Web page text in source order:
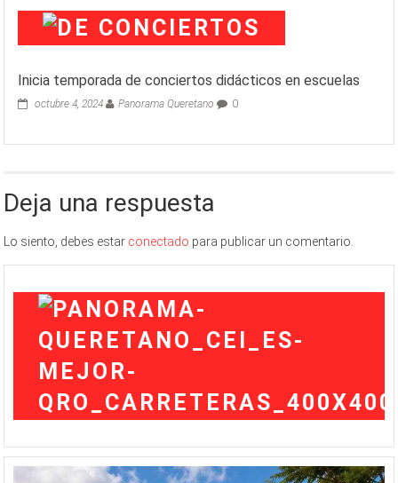
Inicia temporada de conciertos didácticos en escuelas
octubre 4, 2024 Panorama Queretano 0
Deja una respuesta
Lo siento, debes estar conectado para publicar un comentario.